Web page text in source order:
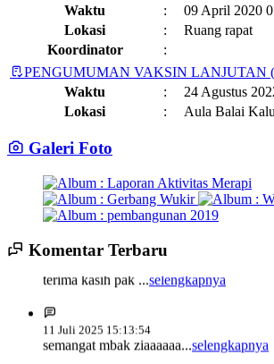
Sumber Hayati dan Non Hayati 10 November
Kronologi Erupsi Merapi tanggal 5 November
Kegiatan Positif Di Bulan Puasa, Karang
Takjil Kepada Para Pengendara
Waktu
:
09 April 2020
Lokasi
:
Ruang rapat
Koordinator
:
PENGUMUMAN VAKSIN LANJUTAN
Waktu
:
24 Agustus
Lokasi
:
Aula Balai
Jadwal dan Agenda Sisir Adminduk
Waktu
:
03 Februari
Lokasi
:
Sisir Adminduk Kalurahan Wukirsari,
Waktu
:
02 Mei 2024
Koordinator
Pekan Olahraga Kalurahan Wukirsari Tahun
Galeri Foto
Komentar Terbaru
14 Juli 2025 14:17:22
11 Juli 2025 15:13:54
semangat mbak ziaaaaaa...